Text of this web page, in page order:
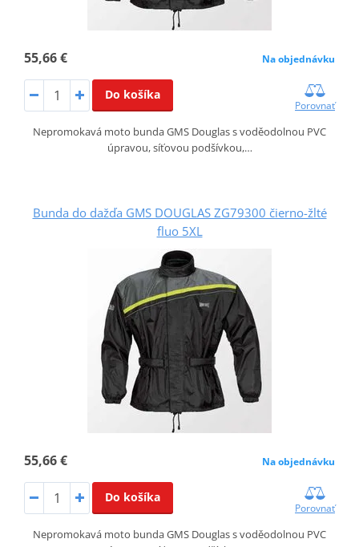
55,66 € Na objednávku
Do košíka
Porovnať
Nepromokavá moto bunda GMS Douglas s voděodolnou PVC
úpravou, síťovou podšívkou,…
Bunda do dažďa GMS DOUGLAS ZG79300 čierno-žlté
fluo 5XL
55,66 € Na objednávku
Do košíka
Porovnať
Nepromokavá moto bunda GMS Douglas s voděodolnou PVC